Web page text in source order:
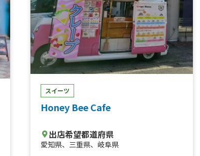
スイーツ
Honey Bee Cafe
出店希望都道府県
愛知県、 三重県、 岐阜県